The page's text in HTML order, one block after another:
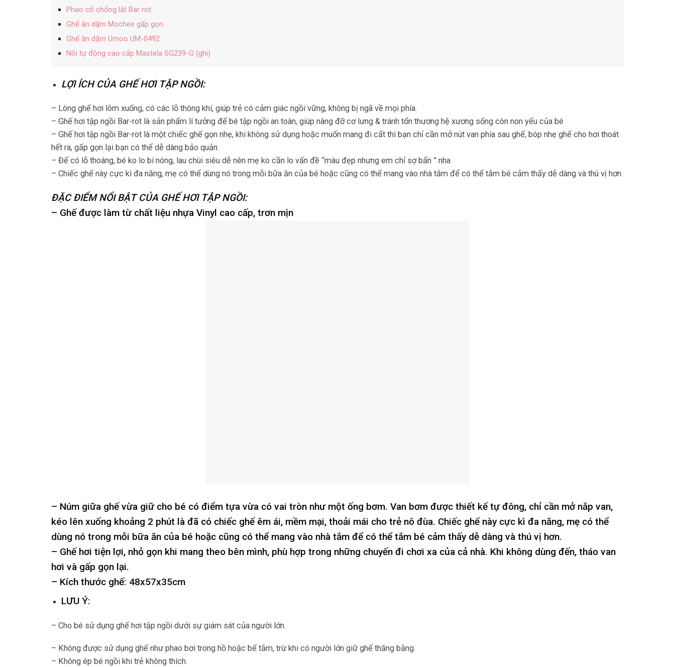
Phao cổ chống lật Bar rot
Ghế ăn dặm Mochee gấp gọn
Ghế ăn dặm Umoo UM-0492
Nôi tự động cao cấp Mastela SG239-G (ghi)
LỢI ÍCH CỦA GHẾ HƠI TẬP NGỒI:
– Lòng ghế hơi lõm xuống, có các lỗ thông khí, giúp trẻ có cảm giác ngồi vững, không bị ngã về mọi phía.
– Ghế hơi tập ngồi Bar-rot là sản phẩm lí tưởng để bé tập ngồi an toàn, giúp nâng đỡ cơ lưng & tránh tổn thương hệ xương sống còn non yếu của bé
– Ghế hơi tập ngồi Bar-rot là một chiếc ghế gọn nhẹ, khi không sử dụng hoặc muốn mang đi cất thì bạn chỉ cần mở nút van phía sau ghế, bóp nhẹ ghế cho hơi thoát
hết ra, gấp gọn lại bạn có thể dễ dàng bảo quản.
– Đế có lỗ thoáng, bé ko lo bí nóng, lau chùi siêu dễ nên mẹ ko cần lo vấn đề “màu đẹp nhưng em chỉ sợ bẩn ” nha
– Chiếc ghế này cực kì đa năng, mẹ có thể dùng nó trong mỗi bữa ăn của bé hoặc cũng có thể mang vào nhà tắm để có thể tắm bé cảm thấy dễ dàng và thú vị hơn.
ĐẶC ĐIỂM NỔI BẬT CỦA GHẾ HƠI TẬP NGỒI:
– Ghế được làm từ chất liệu nhựa Vinyl cao cấp, trơn mịn
– Núm giữa ghế vừa giữ cho bé có điểm tựa vừa có vai tròn như một ống bơm. Van bơm được thiết kế tự đông, chỉ cần mở nắp van,
kéo lên xuống khoảng 2 phút là đã có chiếc ghế êm ái, mềm mại, thoải mái cho trẻ nô đùa. Chiếc ghế này cực kì đa năng, mẹ có thể
dùng nó trong mỗi bữa ăn của bé hoặc cũng có thể mang vào nhà tắm để có thể tắm bé cảm thấy dễ dàng và thú vị hơn.
– Ghế hơi tiện lợi, nhỏ gọn khi mang theo bên mình, phù hợp trong những chuyến đi chơi xa của cả nhà. Khi không dùng đến, tháo van
hơi và gấp gọn lại.
– Kích thước ghế: 48x57x35cm
LƯU Ý:
– Cho bé sử dụng ghế hơi tập ngồi dưới sự giám sát của người lớn.
– Không được sử dụng ghế như phao bơi trong hồ hoặc bể tắm, trừ khi có người lớn giữ ghế thăng bằng.
– Không ép bé ngồi khi trẻ không thích.